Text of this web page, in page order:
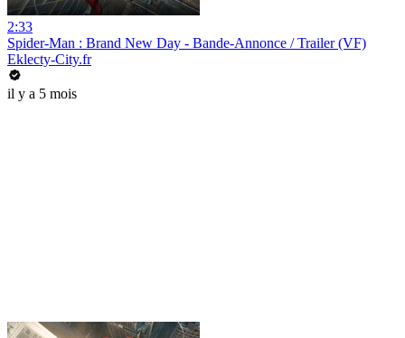
2:33
Spider-Man : Brand New Day - Bande-Annonce / Trailer (VF)
Eklecty-City.fr
il y a 5 mois